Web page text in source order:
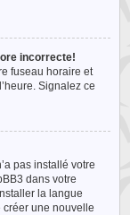
incorrecte!
fuseau horaire et
Signalez ce
pas installé votre
dans votre
la langue
créer une nouvelle